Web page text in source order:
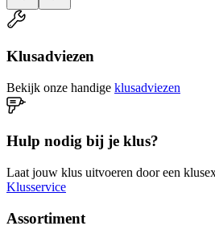
Klusadviezen
Bekijk onze handige klusadviezen
Hulp nodig bij je klus?
Laat jouw klus uitvoeren door een
Klusservice
Assortiment